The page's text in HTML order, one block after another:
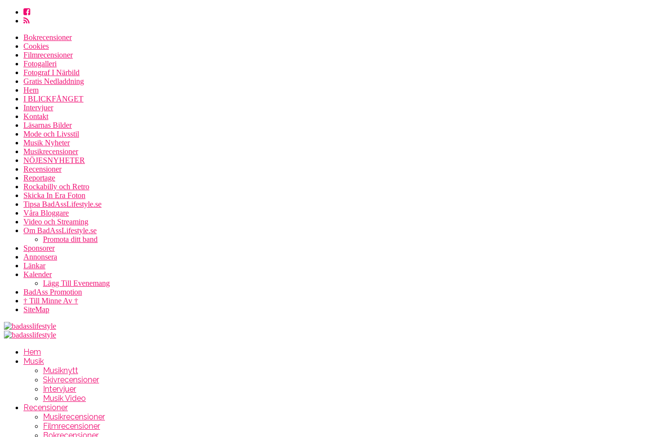
Bokrecensioner
Cookies
Filmrecensioner
Fotogalleri
Fotograf I Närbild
Gratis Nedladdning
Hem
I BLICKFÅNGET
Intervjuer
Kontakt
Läsarnas Bilder
Mode och Livsstil
Musik Nyheter
Musikrecensioner
NÖJESNYHETER
Recensioner
Reportage
Rockabilly och Retro
Skicka In Era Foton
Tipsa BadAssLifestyle.se
Våra Bloggare
Video och Streaming
Om BadAssLifestyle.se
Promota ditt band
Sponsorer
Annonsera
Länkar
Kalender
Lägg Till Evenemang
BadAss Promotion
† Till Minne Av †
SiteMap
Hem
Musik
Musiknytt
Skivrecensioner
Intervjuer
Musik Video
Recensioner
Musikrecensioner
Filmrecensioner